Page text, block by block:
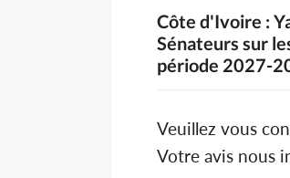
Côte d'Ivoire :
Sénateurs sur
période 2027-
Veuillez vous
Votre avis nous